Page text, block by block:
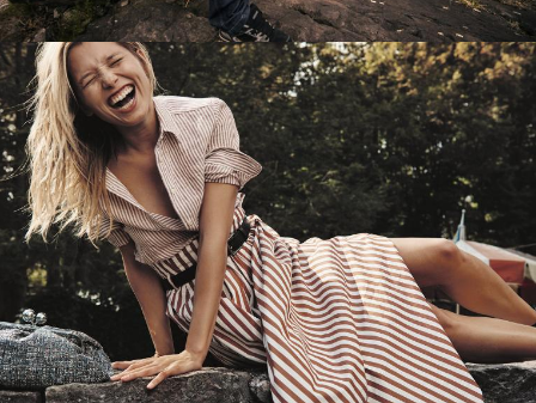
Имиджевый сайт для сети магазинов
Soho Project
Смотреть проект